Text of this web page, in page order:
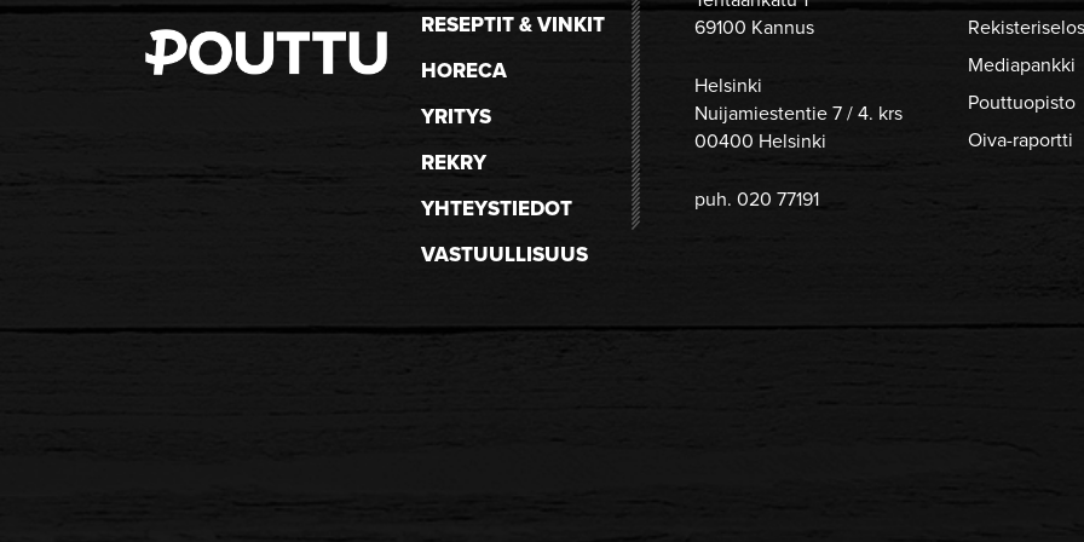
RESEPTIT & VINKIT
HORECA
YRITYS
REKRY
YHTEYSTIEDOT
VASTUULLISUUS
69100 Kannus
Helsinki
Nuijamiestentie 7 / 4. krs
00400 Helsinki
puh. 020 77191
Mediapankki
Pouttuopisto
Oiva-raportti